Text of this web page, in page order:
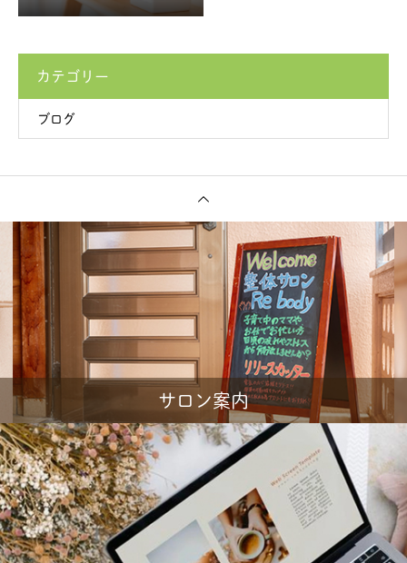
カテゴリー
ブログ
サロン案内